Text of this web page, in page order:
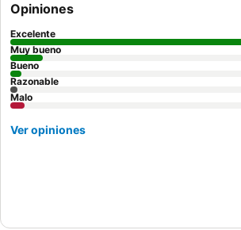
Opiniones
Excelente
Muy bueno
Bueno
Razonable
Malo
Ver opiniones